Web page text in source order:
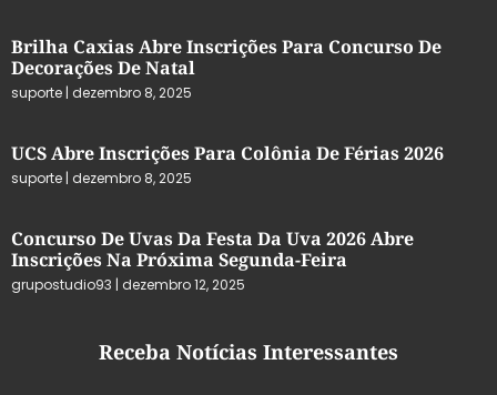
Brilha Caxias Abre Inscrições Para Concurso De
Decorações De Natal
suporte dezembro 8, 2025
UCS Abre Inscrições Para Colônia De Férias 2026
suporte dezembro 8, 2025
Concurso De Uvas Da Festa Da Uva 2026 Abre
Inscrições Na Próxima Segunda-Feira
grupostudio93 dezembro 12, 2025
Receba Notícias Interessantes